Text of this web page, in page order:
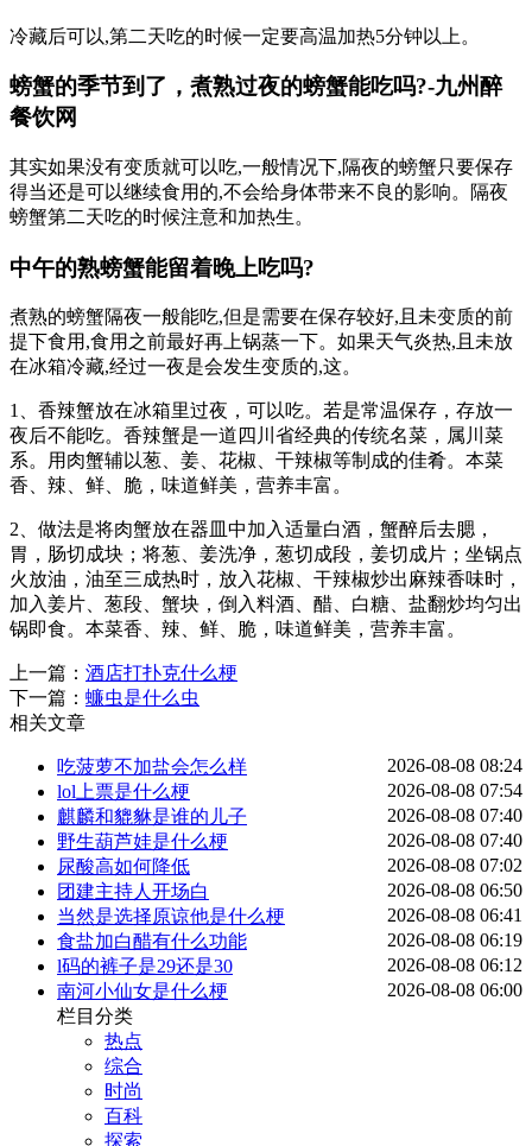
冷藏后可以,第二天吃的时候一定要高温加热5分钟以上。
螃蟹的季节到了，煮熟过夜的螃蟹能吃吗?-九州醉
餐饮网
其实如果没有变质就可以吃,一般情况下,隔夜的螃蟹只要保存
得当还是可以继续食用的,不会给身体带来不良的影响。隔夜
螃蟹第二天吃的时候注意和加热生。
中午的熟螃蟹能留着晚上吃吗?
煮熟的螃蟹隔夜一般能吃,但是需要在保存较好,且未变质的前
提下食用,食用之前最好再上锅蒸一下。如果天气炎热,且未放
在冰箱冷藏,经过一夜是会发生变质的,这。
1、香辣蟹放在冰箱里过夜，可以吃。若是常温保存，存放一
夜后不能吃。香辣蟹是一道四川省经典的传统名菜，属川菜
系。用肉蟹辅以葱、姜、花椒、干辣椒等制成的佳肴。本菜
香、辣、鲜、脆，味道鲜美，营养丰富。
2、做法是将肉蟹放在器皿中加入适量白酒，蟹醉后去腮，
胃，肠切成块；将葱、姜洗净，葱切成段，姜切成片；坐锅点
火放油，油至三成热时，放入花椒、干辣椒炒出麻辣香味时，
加入姜片、葱段、蟹块，倒入料酒、醋、白糖、盐翻炒均匀出
锅即食。本菜香、辣、鲜、脆，味道鲜美，营养丰富。
上一篇： 酒店打扑克什么梗
下一篇： 蠊虫是什么虫
相关文章
吃菠萝不加盐会怎么样
2026-08-08 08:24
lol上票是什么梗
2026-08-08 07:54
麒麟和貔貅是谁的儿子
2026-08-08 07:40
野生葫芦娃是什么梗
2026-08-08 07:40
尿酸高如何降低
2026-08-08 07:02
团建主持人开场白
2026-08-08 06:50
当然是选择原谅他是什么梗
2026-08-08 06:41
食盐加白醋有什么功能
2026-08-08 06:19
l码的裤子是29还是30
2026-08-08 06:12
南河小仙女是什么梗
2026-08-08 06:00
栏目分类
热点
综合
时尚
百科
探索